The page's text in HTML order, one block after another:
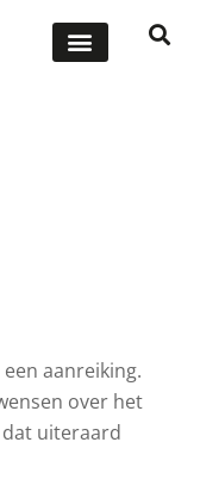
aanreiking.
over het
uiteraard